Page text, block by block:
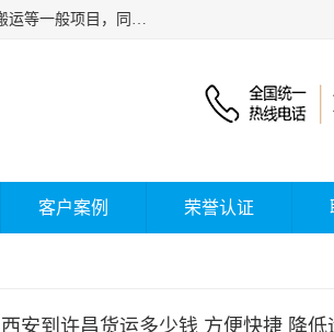
西安福鸿祥物流有限公司成立于2021年，位于陕西省西安市灞桥区，公司主要从事国内货物运输代理、装卸搬运等一般项目，同时具备道路货物运输（不含危险货物）的许可资质。凭借专业的物流服务和*的运输能力，公司致力于为客户提供安全、可靠的物流解决方案，满足多样化的运输需求，助力企业*运营。
客户案例 荣誉认证
西安到许昌货运多少钱 方便快捷 降低